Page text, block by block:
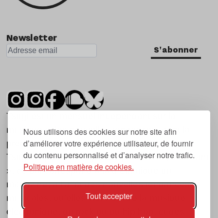
Nous utilisons des cookies sur notre site afin
d’améliorer votre expérience utilisateur, de fournir
du contenu personnalisé et d’analyser notre trafic.
Politique en matière de cookies.
Tout accepter
Newsletter
S'abonner
Tsugi est un mensuel indépendant sur la
musique et les nouvelles tendances, dont la
première parution date de 2007.
Tsugi en japonais signifie « prochain », « suivant
», ce qui correspond à la thématique du
magazine, à l’affût des nouvelles tendances
musicales, qu’elles viennent de la musique
électronique, du rock ou du hip hop, et des